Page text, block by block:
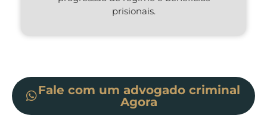
prisionais.
Fale com um advogado criminal
Agora